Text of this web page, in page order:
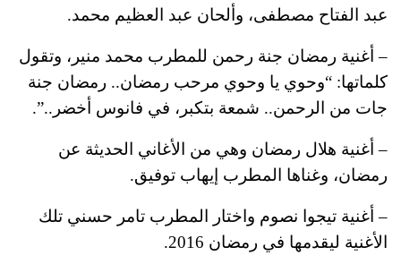
عبد الفتاح مصطفى، وألحان عبد العظيم محمد.
– أغنية رمضان جنة رحمن للمطرب محمد منير، وتقول
كلماتها: “وحوي يا وحوي مرحب رمضان.. رمضان جنة
جات من الرحمن.. شمعة بتكبر، في فانوس أخضر..”.
– أغنية هلال رمضان وهي من الأغاني الحديثة عن
رمضان، وغناها المطرب إيهاب توفيق.
– أغنية تيجوا نصوم واختار المطرب تامر حسني تلك
الأغنية ليقدمها في رمضان 2016.